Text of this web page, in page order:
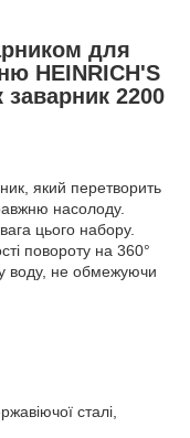
для
HEINRICH'S
2200
який перетворить
насолоду.
цього набору.
повороту на 360°
воду, не обмежуючи
сталі,